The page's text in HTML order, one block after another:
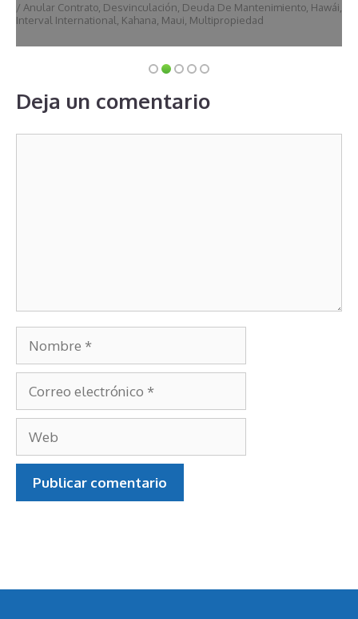
/ Anular Contrato, Desvinculación, Deuda De Mantenimiento, Hawái,
Interval International, Kahana, Maui, Multipropiedad
Deja un comentario
Nombre
Correo
electrónico
Web